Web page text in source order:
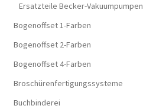
Ersatzteile Becker-Vakuumpumpen
Bogenoffset 1-Farben
Bogenoffset 2-Farben
Bogenoffset 4-Farben
Broschürenfertigungssysteme
Buchbinderei